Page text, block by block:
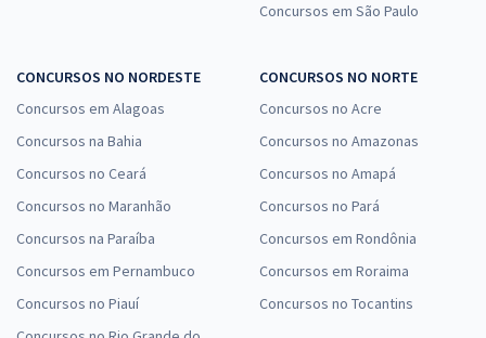
Concursos em São Paulo
CONCURSOS NO NORDESTE
Concursos em Alagoas
Concursos na Bahia
Concursos no Ceará
Concursos no Maranhão
Concursos na Paraíba
Concursos em Pernambuco
Concursos no Piauí
CONCURSOS NO NORTE
Concursos no Acre
Concursos no Amazonas
Concursos no Amapá
Concursos no Pará
Concursos em Rondônia
Concursos em Roraima
Concursos no Tocantins